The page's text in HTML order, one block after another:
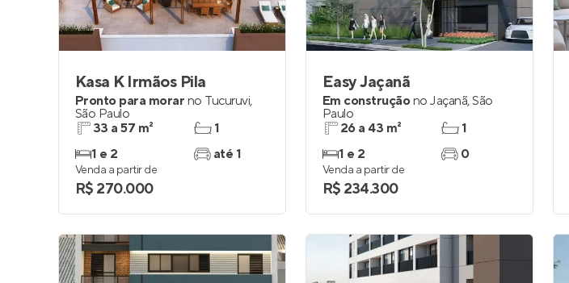
Kasa K Irmãos Pila
Pronto para morar no Tucuruvi,
São Paulo
33 a 57 m²
1 e 2
1
até 1
Venda a partir de
R$ 270.000
Easy Jaçanã
Em construçãono Jaçanã,São
Paulo
26 a 43 m²
1 e 2
1
0
Venda a partir de
R$ 234.300